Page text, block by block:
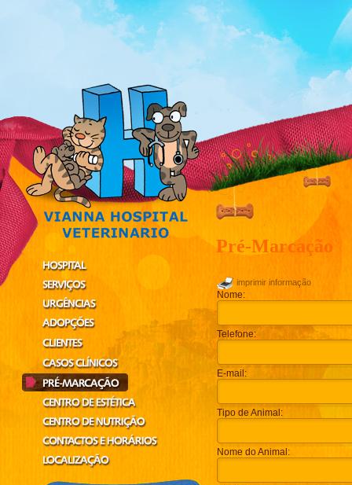
Pré-Marcação
imprimir informação
Nome:
Telefone:
E-mail:
Tipo de Animal:
Nome do Animal: